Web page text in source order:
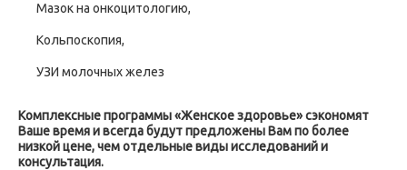
Мазок на онкоцитологию,
Кольпоскопия,
УЗИ молочных желез
Комплексные программы «Женское здоровье» сэкономят
Ваше время и всегда будут предложены Вам по более
низкой цене, чем отдельные виды исследований и
консультация.